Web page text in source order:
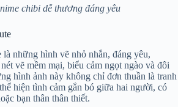
chibi dễ thương đáng yêu
những hình vẽ nhỏ nhắn, đáng yêu,
vẽ mềm mại, biểu cảm ngọt ngào và đôi
hình ảnh này không chỉ đơn thuần là tranh
hiện tình cảm gắn bó giữa hai người, có
bạn thân thân thiết.